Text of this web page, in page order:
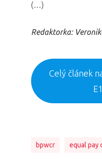
(…)
Redaktorka:
Celý článek
bpwcr equal pay